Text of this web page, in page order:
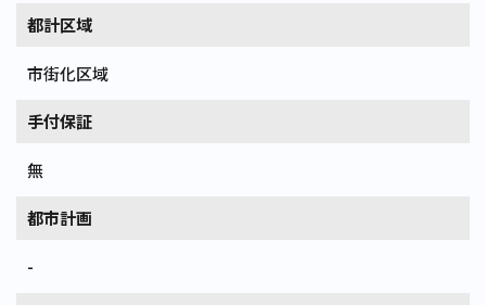
都計区域
市街化区域
手付保証
無
都市計画
-